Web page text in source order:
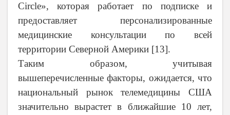
Circle», которая работает по подписке и
предоставляет персонализированные
медицинские консультации по всей
территории Северной Америки [13].
Таким образом, учитывая
вышеперечисленные факторы, ожидается, что
национальный рынок телемедицины США
значительно вырастет в ближайшие 10 лет,